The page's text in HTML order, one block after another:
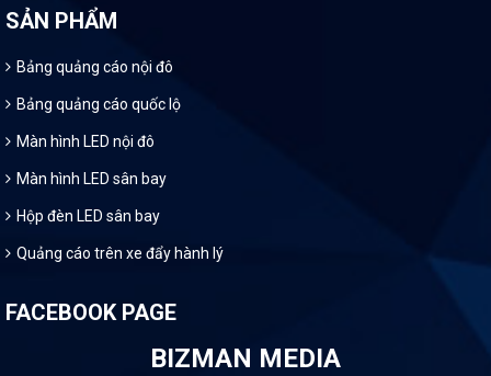
SẢN PHẨM
Bảng quảng cáo nội đô
Bảng quảng cáo quốc lộ
Màn hình LED nội đô
Màn hình LED sân bay
Hộp đèn LED sân bay
Quảng cáo trên xe đẩy hành lý
FACEBOOK PAGE
BIZMAN MEDIA